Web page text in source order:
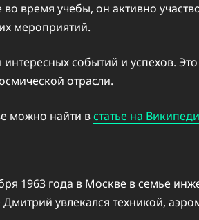
время учебы, он активно
мероприятий.
событий и успехов.
отрасли.
можно найти встатье на
1963 года в Москве в семье
Дмитрий увлекался техникой,